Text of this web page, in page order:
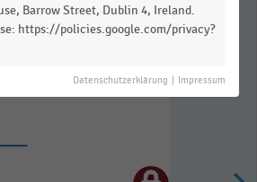
Barrow Street, Dublin 4, Ireland.
https://policies.google.com/privacy?
Datenschutzerklärung Impressum